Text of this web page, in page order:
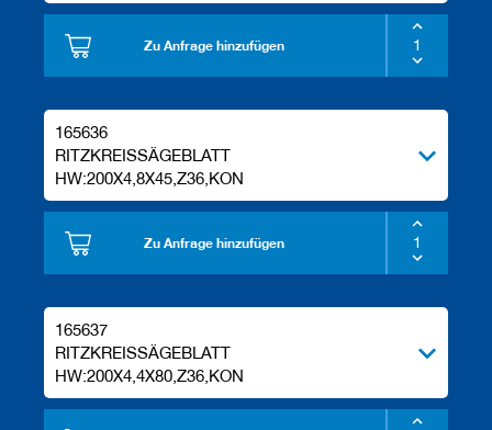
Zu Anfrage hinzufügen
165636
RITZKREISSÄGEBLATT
HW:200X4,8X45,Z36,KON
Zu Anfrage hinzufügen
165637
RITZKREISSÄGEBLATT
HW:200X4,4X80,Z36,KON